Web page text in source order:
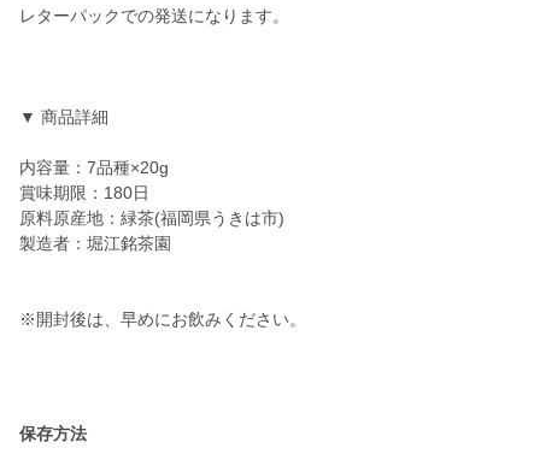
レターパックでの発送になります。
▼ 商品詳細
内容量：7品種×20g
賞味期限：180日
原料原産地：緑茶(福岡県うきは市)
製造者：堀江銘茶園
※開封後は、早めにお飲みください。
保存方法